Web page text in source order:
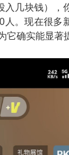
入几块钱），
人。现在很多
它确实能显著